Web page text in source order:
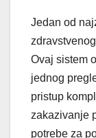
Jedan od
Ovaj sistem
jednog
pristup
zakazivanje
potrebe za